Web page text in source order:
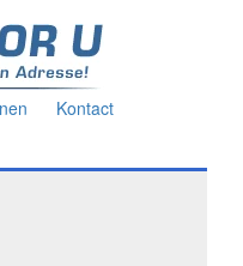
Kontact